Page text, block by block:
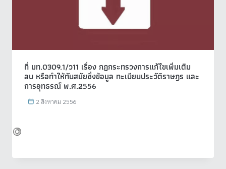
ที่ มท.0309.1/ว11 เรื่อง กฏกระทรวงการแก้ไขเพิ่มเติม
ลบ หรือทำให้ทันสมัยซึ่งข้อมูล ทะเบียนประวัติราษฎร และ
การอุทธรณ์ พ.ศ.2556
2 สิงหาคม 2556